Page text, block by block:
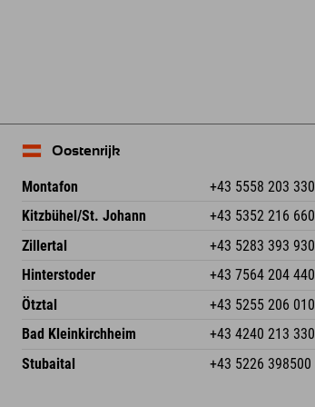
Oostenrijk
Montafon +43 5558 203 330
Dorfstr. 127b
Oostenrijk
Adres opslaan
Booking
Kitzbühel/St. Johann +43 5352 216 660
Speckbacherstraße 87
Oostenrijk
Adres opslaan
Booking
Zillertal +43 5283 393 930
Schmiedau 2
Oostenrijk
Adres opslaan
Booking
Hinterstoder +43 7564 204 440
Freizeitpark 10
Oostenrijk
Adres opslaan
Booking
Ötztal +43 5255 206 010
Gscheat 14
Oostenrijk
Adres opslaan
Booking
Bad Kleinkirchheim +43 4240 213 330
Dorfstraße 24
Adres opslaan
Stubaital +43 5226 398500